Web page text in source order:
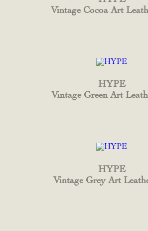
Vintage Cocoa Art
HYPE
Vintage Green Art
HYPE
Vintage Grey Art